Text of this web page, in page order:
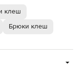
клеш
Брюки клеш